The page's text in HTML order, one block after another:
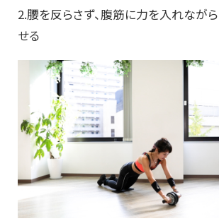
2.腰を反らさず、腹筋に力を入れながら
せる